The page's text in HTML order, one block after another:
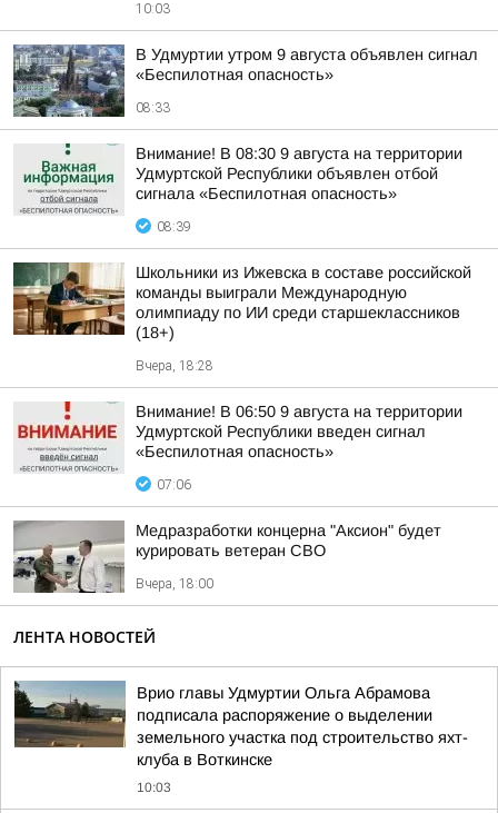
10:03
В Удмуртии утром 9 августа объявлен сигнал
«Беспилотная опасность»
08:33
Внимание! В 08:30 9 августа на территории
Удмуртской Республики объявлен отбой
сигнала «Беспилотная опасность»
08:39
Школьники из Ижевска в составе российской
команды выиграли Международную
олимпиаду по ИИ среди старшеклассников
(18+)
Вчера, 18:28
Внимание! В 06:50 9 августа на территории
Удмуртской Республики введен сигнал
«Беспилотная опасность»
07:06
Медразработки концерна "Аксион" будет
курировать ветеран СВО
Вчера, 18:00
ЛЕНТА НОВОСТЕЙ
Врио главы Удмуртии Ольга Абрамова
подписала распоряжение о выделении
земельного участка под строительство яхт-
клуба в Воткинске
10:03